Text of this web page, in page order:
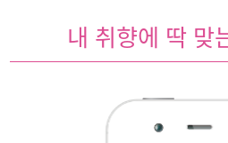
내 취향에 딱 맞